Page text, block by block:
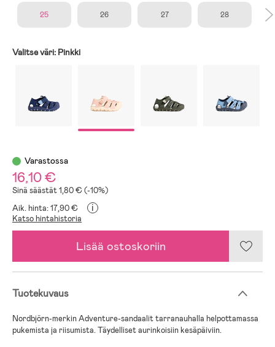
25 26 27 28
Valitse väri: Pinkki
Varastossa
16,10 €
Sinä säästät 1,80 € (-10%)
Aik. hinta: 17,90 €
i
Katso hintahistoria
Lisää ostoskoriin
Tuotekuvaus
Nordbjörn-merkin Adventure-sandaalit tarranauhalla helpottamassa
pukemista ja riisumista. Täydelliset aurinkoisiin kesäpäiviin.